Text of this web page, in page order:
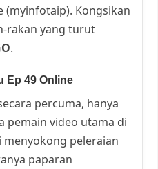
(myinfotaip). Kongsikan
rakan yang turut
.
Ep 49 Online
percuma, hanya
pemain video utama di
menyokong peleraian
paparan